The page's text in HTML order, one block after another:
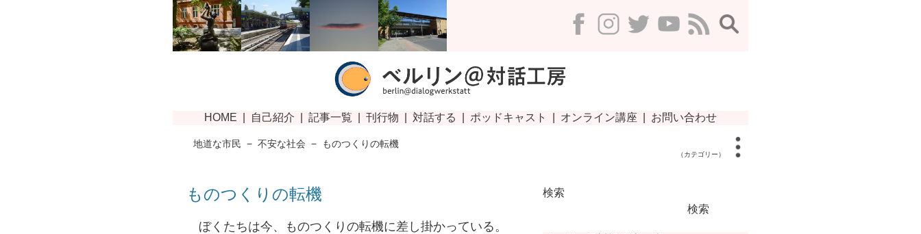
地道な市民 − 不安な社会 − ものつくりの転機
（カテゴリー）
ものつくりの転機
ぼくたちは今、ものつくりの転機に差し掛かっている。
検索
検索